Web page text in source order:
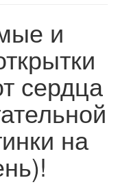
и
сердца
на